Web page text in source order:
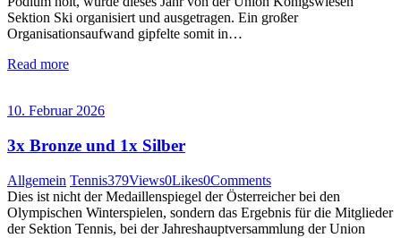
Sektion Ski organisiert und ausgetragen. Ein großer
Organisationsaufwand gipfelte somit in…
Read more
10. Februar 2026
3x Bronze und 1x Silber
Allgemein Tennis379Views0Likes0Comments
Dies ist nicht der Medaillenspiegel der Österreicher bei den
Olympischen Winterspielen, sondern das Ergebnis für die Mitglieder
der Sektion Tennis, bei der Jahreshauptversammlung der Union